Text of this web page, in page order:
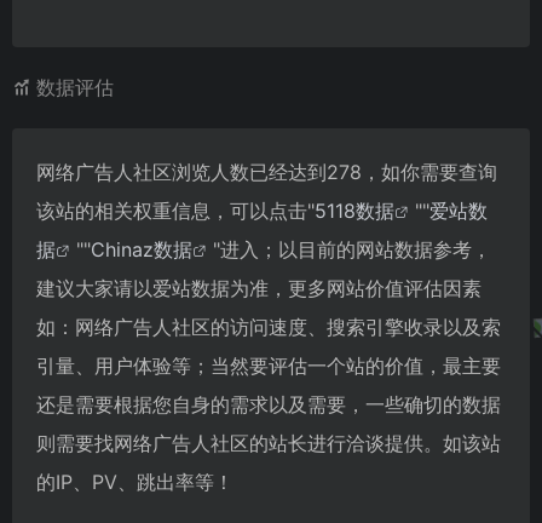
数据评估
网络广告人社区浏览人数已经达到278，如你需要查询
该站的相关权重信息，可以点击"5118数据 ""爱站数
据
""Chinaz数据
"进入；以目前的网站数据参考，
建议大家请以爱站数据为准，更多网站价值评估因素
如：网络广告人社区的访问速度、搜索引擎收录以及索
引量、用户体验等；当然要评估一个站的价值，最主要
还是需要根据您自身的需求以及需要，一些确切的数据
则需要找网络广告人社区的站长进行洽谈提供。如该站
的IP、PV、跳出率等！